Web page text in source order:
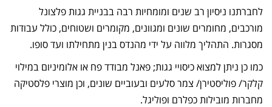
לחברתנו ניסיון רב שנים ומומחיות רבה בבניית גגות פלצונל
מורכבים, מחומרים שונים ומגוונים, מקומרים ושטוחים, כולל עבודות
מסגרות. התהליך מלווה על ידי מהנדס בנין מתחילתו ועד סופו.
כמו כן ניתן למצוא כיסויי גגות; פאנל מבודד פח או אלומיניום במילוי
קלקר/ פוליסטירן/ צמר סלעים ובעוביים שונים, וכן מוצרי פלסטיקה
מחברות מובילות כפלרם ופוליגל.